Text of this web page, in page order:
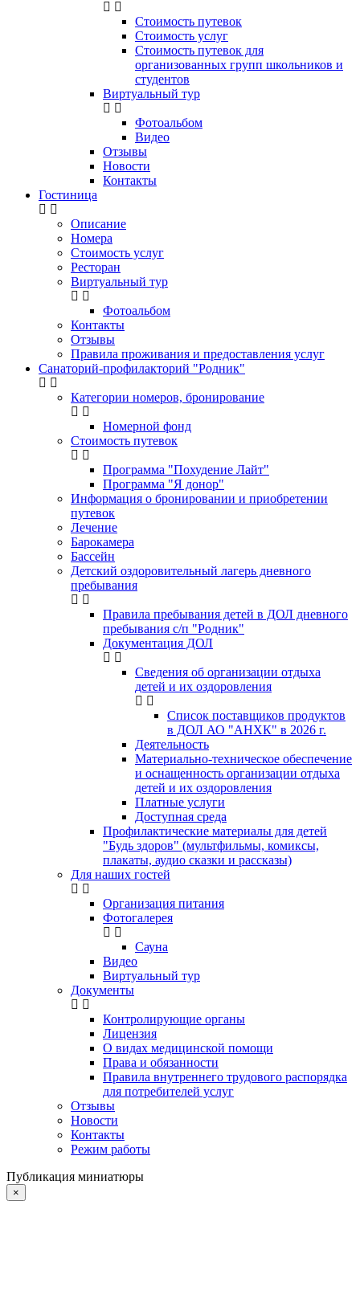
Стоимость путевок
Стоимость услуг
Стоимость путевок для
организованных групп школьников и
студентов
Виртуальный тур
Фотоальбом
Видео
Отзывы
Новости
Контакты
Гостиница
Описание
Номера
Стоимость услуг
Ресторан
Виртуальный тур
Фотоальбом
Контакты
Отзывы
Правила проживания и предоставления услуг
Санаторий-профилакторий "Родник"
Категории номеров, бронирование
Номерной фонд
Стоимость путевок
Программа "Похудение Лайт"
Программа "Я донор"
Информация о бронировании и приобретении
путевок
Лечение
Барокамера
Бассейн
Детский оздоровительный лагерь дневного
пребывания
Правила пребывания детей в ДОЛ дневного
пребывания с/п "Родник"
Документация ДОЛ
Сведения об организации отдыха
детей и их оздоровления
Список поставщиков продуктов
в ДОЛ АО "АНХК" в 2026 г.
Деятельность
Материально-техническое обеспечение
и оснащенность организации отдыха
детей и их оздоровления
Платные услуги
Доступная среда
Профилактические материалы для детей
"Будь здоров" (мультфильмы, комиксы,
плакаты, аудио сказки и рассказы)
Для наших гостей
Организация питания
Фотогалерея
Сауна
Видео
Виртуальный тур
Документы
Контролирующие органы
Лицензия
О видах медицинской помощи
Права и обязанности
Правила внутреннего трудового распорядка
для потребителей услуг
Отзывы
Новости
Контакты
Режим работы
Публикация миниатюры
×